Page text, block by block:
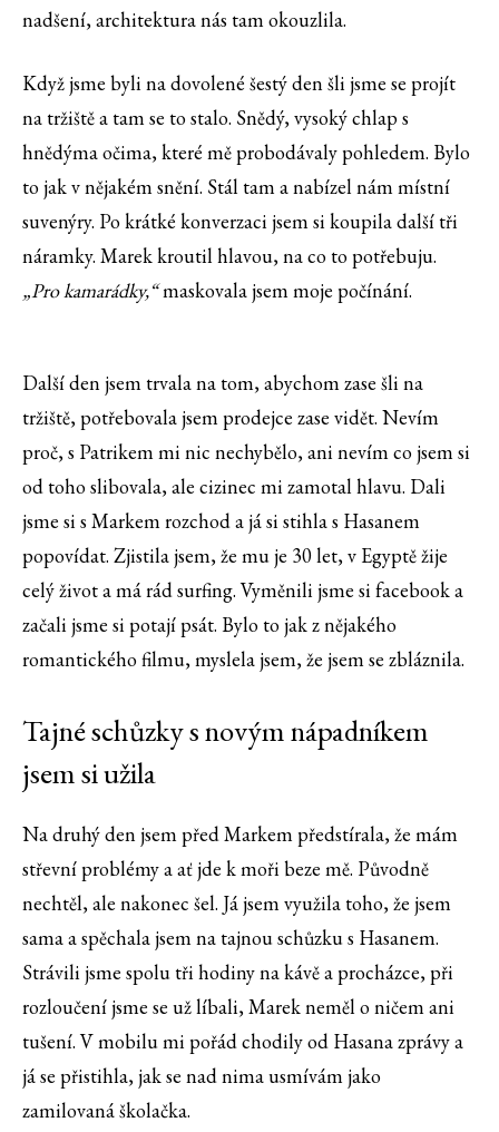
nadšení, architektura nás tam okouzlila.
Když jsme byli na dovolené šestý den šli jsme se projít
na tržiště a tam se to stalo. Snědý, vysoký chlap s
hnědýma očima, které mě probodávaly pohledem. Bylo
to jak v nějakém snění. Stál tam a nabízel nám místní
suvenýry. Po krátké konverzaci jsem si koupila další tři
náramky. Marek kroutil hlavou, na co to potřebuju.
„Pro kamarádky,“maskovala jsem moje počínání.
Další den jsem trvala na tom, abychom zase šli na
tržiště, potřebovala jsem prodejce zase vidět. Nevím
proč, s Patrikem mi nic nechybělo, ani nevím co jsem si
od toho slibovala, ale cizinec mi zamotal hlavu. Dali
jsme si s Markem rozchod a já si stihla s Hasanem
popovídat. Zjistila jsem, že mu je 30 let, v Egyptě žije
celý život a má rád surfing. Vyměnili jsme si facebook a
začali jsme si potají psát. Bylo to jak z nějakého
romantického filmu, myslela jsem, že jsem se zbláznila.
Tajné schůzky s novým nápadníkem
jsem si užila
Na druhý den jsem před Markem předstírala, že mám
střevní problémy a ať jde k moři beze mě. Původně
nechtěl, ale nakonec šel. Já jsem využila toho, že jsem
sama a spěchala jsem na tajnou schůzku s Hasanem.
Strávili jsme spolu tři hodiny na kávě a procházce, při
rozloučení jsme se už líbali, Marek neměl o ničem ani
tušení. V mobilu mi pořád chodily od Hasana zprávy a
já se přistihla, jak se nad nima usmívám jako
zamilovaná školačka.